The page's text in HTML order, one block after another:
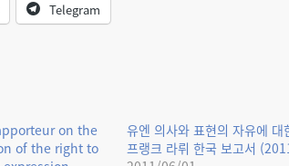
Telegram
on the
of the right to
유엔 의사와 표현의 자유에 대
프랭크 라뤼 한국 보고서